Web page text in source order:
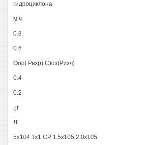
гидроциклона.
м ч
0.8
0.6
Оор( Рвхр) С)оз(Рихч)
0.4
0.2
¿г
Л'
5х104 1x1 СР 1.5х105 2.0х105